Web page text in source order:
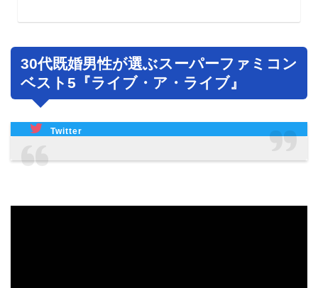
30代既婚男性が選ぶスーパーファミコン
ベスト5『ライブ・ア・ライブ』
Twitter